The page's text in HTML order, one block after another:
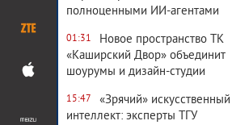
полноценными ИИ-агентами
01:31
Новое пространство ТК
«Каширский Двор» объединит
шоурумы и дизайн-студии
15:47
«Зрячий» искусственный
интеллект: эксперты ТГУ